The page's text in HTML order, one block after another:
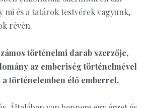
mi és a tatárok testvérek vagyunk,
révén.
történelmi darab szerzője,
az emberiség történelmével
történelemben élő emberrel.